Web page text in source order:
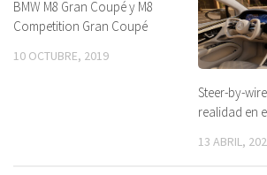
BMW M8 Gran Coupé y M8
Competition Gran Coupé
10 OCTUBRE, 2019
Steer-by-
realidad en
13 ABRIL,